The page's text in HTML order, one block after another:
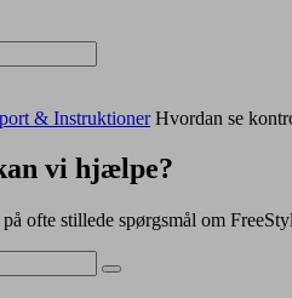
& Instruktioner Hvordan se
vi hjælpe?
ofte stillede spørgsmål om